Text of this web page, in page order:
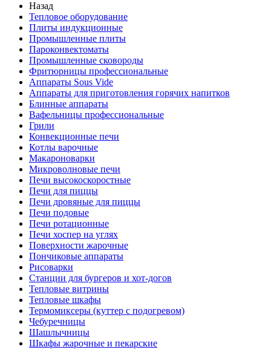
Назад
Тепловое оборудование
Плиты индукционные
Промышленные плиты
Пароконвектоматы
Промышленные сковороды
Фритюрницы профессиональные
Аппараты Sous Vide
Аппараты для приготовления горячих напитков
Блинные аппараты
Вафельницы профессиональные
Грили
Конвекционные печи
Котлы варочные
Макароноварки
Микроволновые печи
Печи высокоскоростные
Печи для пиццы
Печи дровяные для пиццы
Печи подовые
Печи ротационные
Печи хоспер на углях
Поверхности жарочные
Пончиковые аппараты
Рисоварки
Станции для бургеров и хот-догов
Тепловые витрины
Тепловые шкафы
Термомиксеры (куттер с подогревом)
Чебуречницы
Шашлычницы
Шкафы жарочные и пекарские